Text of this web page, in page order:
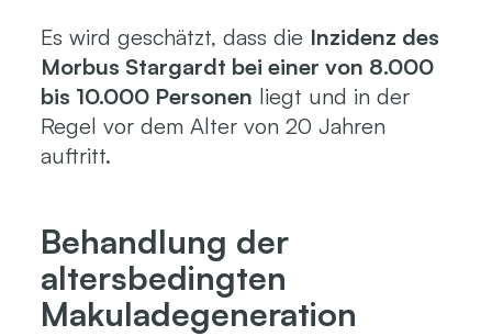
Es wird geschätzt, dass die Inzidenz des
Morbus Stargardt bei einer von 8.000
bis 10.000 Personen liegt und in der
Regel vor dem Alter von 20 Jahren
auftritt.
Behandlung der
altersbedingten
Makuladegeneration